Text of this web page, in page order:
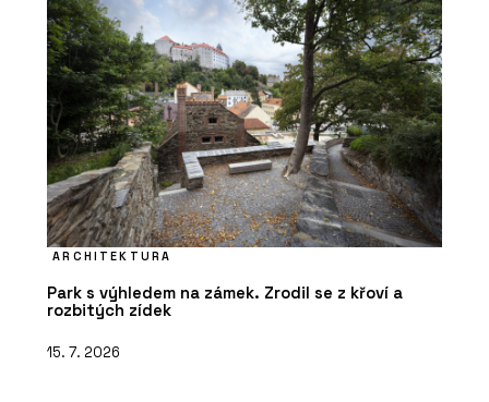
ARCHITEKTURA
Park s výhledem na zámek. Zrodil se z křoví a
rozbitých zídek
15. 7. 2026